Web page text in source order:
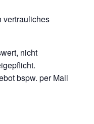
vertrauliches
nicht
bspw. per Mail